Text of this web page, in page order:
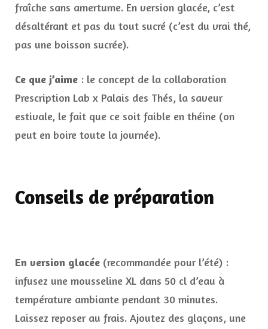
fraîche sans amertume. En version glacée, c’est
désaltérant et pas du tout sucré (c’est du vrai thé,
pas une boisson sucrée).
Ce que j’aime : le concept de la collaboration
Prescription Lab x Palais des Thés, la saveur
estivale, le fait que ce soit faible en théine (on
peut en boire toute la journée).
Conseils de préparation
En version glacée (recommandée pour l’été) :
infusez une mousseline XL dans 50 cl d’eau à
température ambiante pendant 30 minutes.
Laissez reposer au frais. Ajoutez des glaçons, une